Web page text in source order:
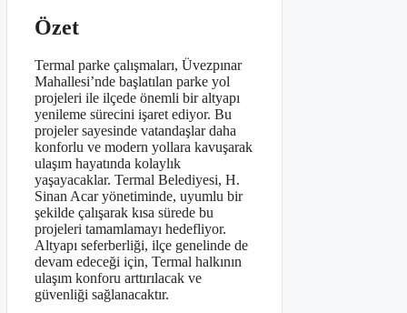
Özet
Termal parke çalışmaları, Üvezpınar
Mahallesi’nde başlatılan parke yol
projeleri ile ilçede önemli bir altyapı
yenileme sürecini işaret ediyor. Bu
projeler sayesinde vatandaşlar daha
konforlu ve modern yollara kavuşarak
ulaşım hayatında kolaylık
yaşayacaklar. Termal Belediyesi, H.
Sinan Acar yönetiminde, uyumlu bir
şekilde çalışarak kısa sürede bu
projeleri tamamlamayı hedefliyor.
Altyapı seferberliği, ilçe genelinde de
devam edeceği için, Termal halkının
ulaşım konforu arttırılacak ve
güvenliği sağlanacaktır.